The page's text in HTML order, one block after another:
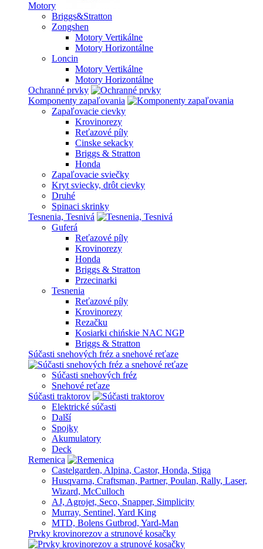
Motory
Briggs&Stratton
Zongshen
Motory Vertikálne
Motory Horizontálne
Loncin
Motory Vertikálne
Motory Horizontálne
Ochranné prvky
Komponenty zapaľovania
Zapaľovacie cievky
Krovinorezy
Reťazové píly
Cinske sekacky
Briggs & Stratton
Honda
Zapaľovacie sviečky
Kryt sviecky, drôt cievky
Druhé
Spinaci skrinky
Tesnenia, Tesnivá
Guferá
Reťazové píly
Krovinorezy
Honda
Briggs & Stratton
Przecinarki
Tesnenia
Reťazové píly
Krovinorezy
Rezačku
Kosiarki chińskie NAC NGP
Briggs & Stratton
Súčasti snehových fréz a snehové reťaze
Súčasti snehových fréz
Snehové reťaze
Súčasti traktorov
Elektrické súčasti
Další
Spojky
Akumulatory
Deck
Remenica
Castelgarden, Alpina, Castor, Honda, Stiga
Husqvarna, Craftsman, Partner, Poulan, Rally, Laser,
Wizard, McCulloch
AJ, Agrojet, Seco, Snapper, Simplicity
Murray, Sentinel, Yard King
MTD, Bolens Gutbrod, Yard-Man
Prvky krovinorezov a strunové kosačky